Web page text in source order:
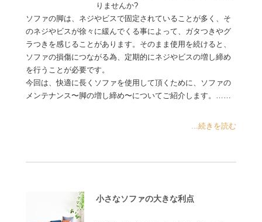
りませんか?
ソファの脚は、ネジやビスで固定されていることが多く、そ
のネジやビスが徐々に緩んでくる事によって、ガタつきやグ
ラつきを感じることがあります。そのまま使用を続けると、
ソファの損傷につながる為、定期的にネジやビスの増し締め
を行うことが必要です。
今回は、快適に長くソファを使用して頂くために、ソファの
メンテナンス〜脚の増し締め〜についてご紹介します。……
...続きを読む
小さなソファの大きな利点